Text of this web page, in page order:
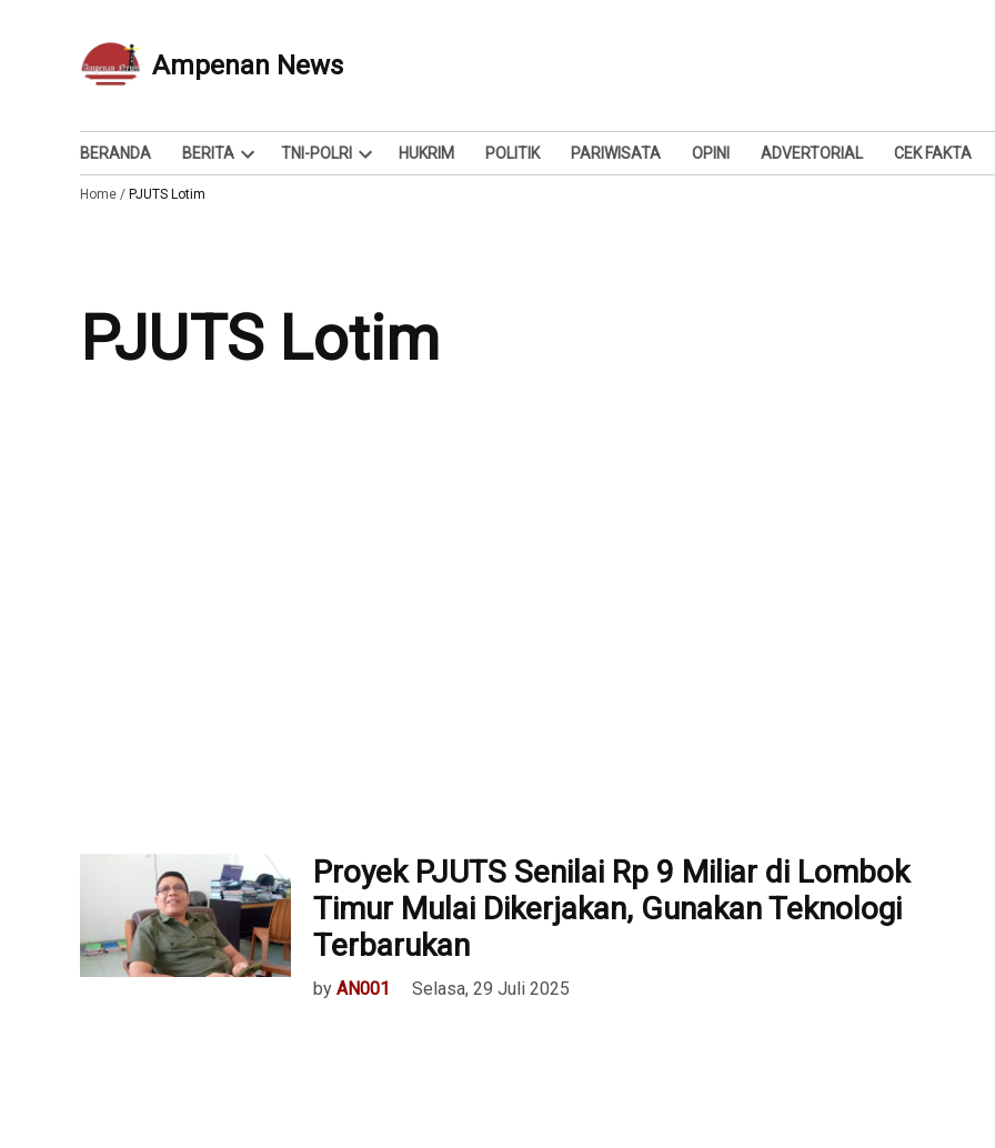
Ampenan News
Berita dan Info
BERANDA BERITA
Open
TNI-POLRI
Open
HUKRIM POLITIK PARIWISATA OPINI ADVERTORIAL CEK FAKTA
Home / PJUTS Lotim
PJUTS Lotim
Proyek PJUTS Senilai Rp 9 Miliar di Lombok
Timur Mulai Dikerjakan, Gunakan Teknologi
Terbarukan
by AN001 Selasa, 29 Juli 2025